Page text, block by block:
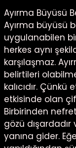
Ayırma Büyüsü
Ayırma büyüsü
uygulanabilen
herkes aynı
karşılaşmaz.
belirtileri
kalıcıdır.
etkisinde olan
Birbirinden
gözü
yanına gider.